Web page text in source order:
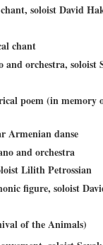
soloist David
chant
orchestra, soloist
poem (in memory
Armenian danse
and orchestra
Lilith Petrossian
figure, soloist
of the Animals)